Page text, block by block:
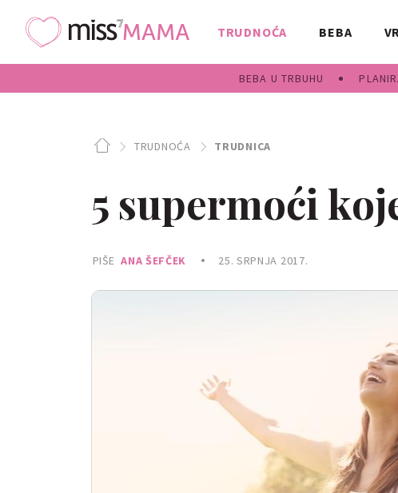
TRUDNOĆA
BEBA U TRBUHU
BEBA
TRUDNOĆA TRUDNICA
5 supermoći
PIŠE ANA ŠEFČEK 25. SRPNJA 2017.